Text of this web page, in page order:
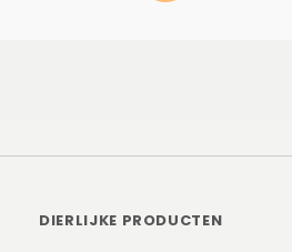
DIERLIJKE PRODUCTEN